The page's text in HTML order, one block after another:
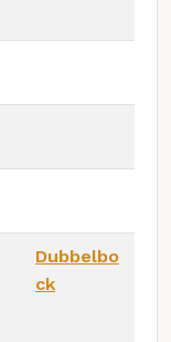
Dubbelbo
ck